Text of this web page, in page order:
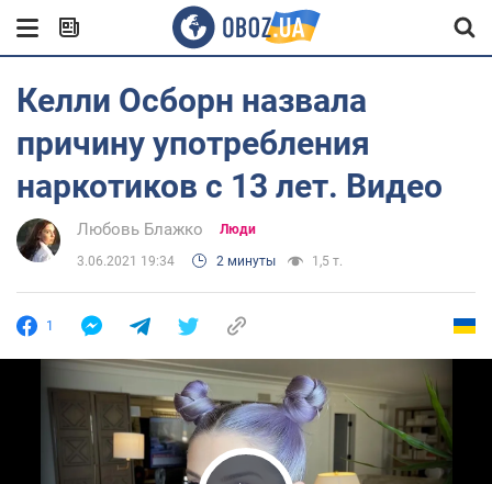
Келли Осборн назвала
причину употребления
наркотиков с 13 лет. Видео
Любовь Блажко Люди
3.06.2021 19:34 2 минуты 1,5 т.
1